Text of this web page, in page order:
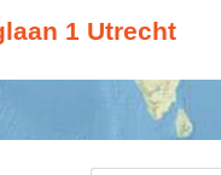
1 Utrecht